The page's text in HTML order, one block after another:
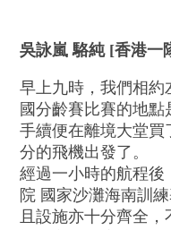
吳詠嵐 駱純 [香港一
早上九時，我們相約
國分齡賽比賽的地
手續便在離境大堂
分的飛機出發了。
經過一小時的航程後
院 國家沙灘海南訓
且設施亦十分齊全